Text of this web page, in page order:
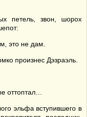
петель, звон, шорох
это не дам.
произнес Дэзраэль.
оттоптал…
эльфа вступившего в